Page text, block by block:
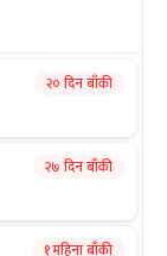
२० दिन बाँकी
२७ दिन बाँकी
१ महिना बाँकी